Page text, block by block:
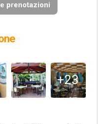
prenotazioni
+23